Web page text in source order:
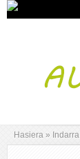
Hasiera » Indarra